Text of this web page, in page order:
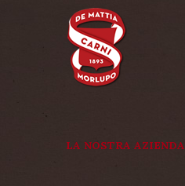
LA NOSTRA AZIENDA